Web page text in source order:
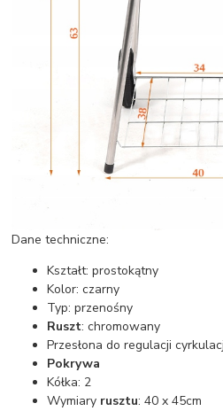
Dane techniczne:
Kształt: prostokątny
Kolor: czarny
Typ: przenośny
Ruszt: chromowany
Przesłona do regulacji
Pokrywa
Kółka: 2
Wymiary rusztu: 40 x 45cm